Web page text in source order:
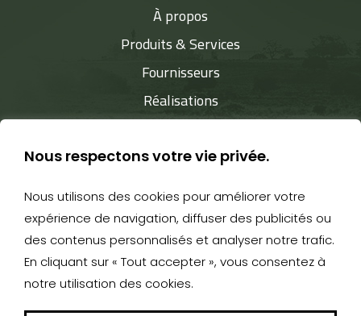
À propos
Produits & Services
Fournisseurs
Réalisations
819 849-2888
- 527, rue Child - Coaticook J1A 2B9 -
gerald.lynch@videotron.ca
Nous respectons votre vie privée.
Nous utilisons des cookies pour améliorer votre
expérience de navigation, diffuser des publicités ou
des contenus personnalisés et analyser notre trafic.
En cliquant sur « Tout accepter », vous consentez à
notre utilisation des cookies.